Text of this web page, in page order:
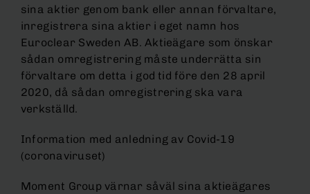
sina aktier genom bank eller annan förvaltare,
inregistrera sina aktier i eget namn hos
Euroclear Sweden AB. Aktieägare som önskar
sådan omregistrering måste underrätta sin
förvaltare om detta i god tid före den 28 april
2020, då sådan omregistrering ska vara
verkställd.
Information med anledning av Covid-19
(coronaviruset)
Moment Group värnar såväl sina aktieägares